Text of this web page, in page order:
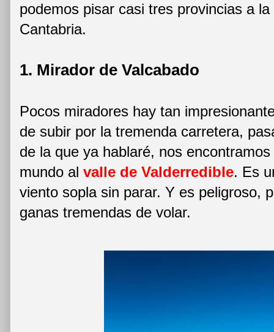
podemos pisar casi tres provincias a
Cantabria.
1. Mirador de Valcabado
Pocos miradores hay tan
de subir por la tremenda carretera,
de la que ya hablaré, nos
mundo al valle de Valderredible. Es
viento sopla sin parar. Y es peligroso,
ganas tremendas de volar.